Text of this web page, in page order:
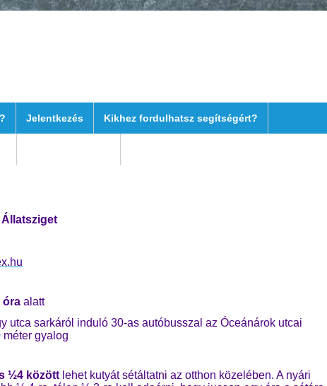
Jelentkezés Kikhez fordulhatsz segítségért?
óra alatt
utca sarkáról induló 30-as autóbusszal az Óceánárok utcai
gyalog
½4 között lehet kutyát sétáltatni az otthon közelében. A nyári